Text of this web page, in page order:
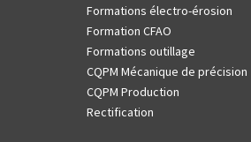
Formations électro-érosion
Formation CFAO
Formations outillage
CQPM Mécanique de précision
CQPM Production
Rectification